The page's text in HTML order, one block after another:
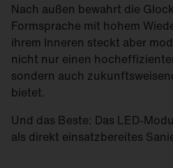
Nach außen bewahrt die
Formsprache mit hohem
ihrem Inneren steckt aber
nicht nur einen
sondern auch
bietet.
Und das Beste: Das LED-
als direkt einsatzbereites